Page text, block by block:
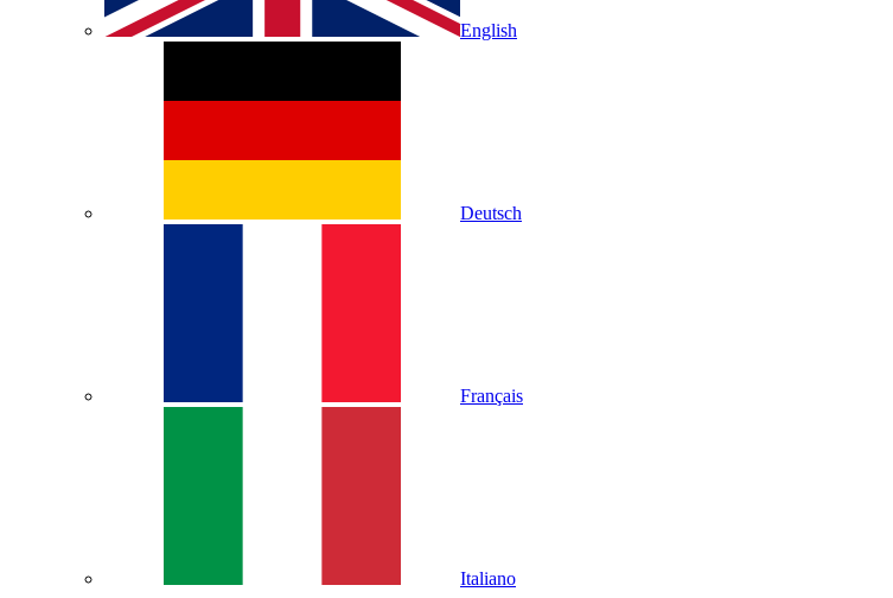
English
Deutsch
Français
Italiano